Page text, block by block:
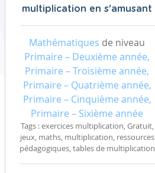
multiplication en s'amusant
Mathématiques de niveau
Primaire – Deuxième année,
Primaire – Troisième année,
Primaire – Quatrième année,
Primaire – Cinquième année,
Primaire – Sixième année
Tags : exercices multiplication, Gratuit,
jeux, maths, multiplication, ressources
pédagogiques, tables de multiplication